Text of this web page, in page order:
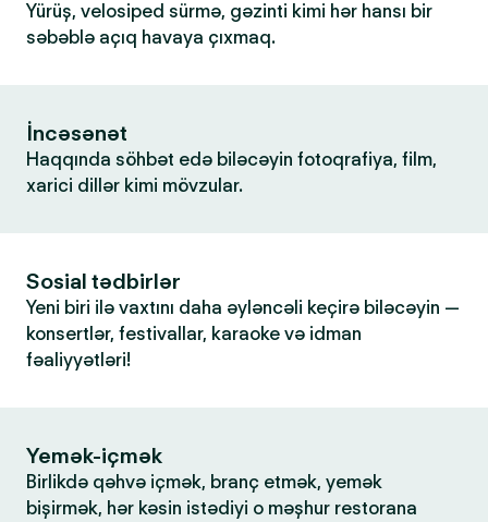
Yürüş, velosiped sürmə, gəzinti kimi hər hansı bir
səbəblə açıq havaya çıxmaq.
İncəsənət
Haqqında söhbət edə biləcəyin fotoqrafiya, film,
xarici dillər kimi mövzular.
Sosial tədbirlər
Yeni biri ilə vaxtını daha əyləncəli keçirə biləcəyin —
konsertlər, festivallar, karaoke və idman
fəaliyyətləri!
Yemək-içmək
Birlikdə qəhvə içmək, branç etmək, yemək
bişirmək, hər kəsin istədiyi o məşhur restorana